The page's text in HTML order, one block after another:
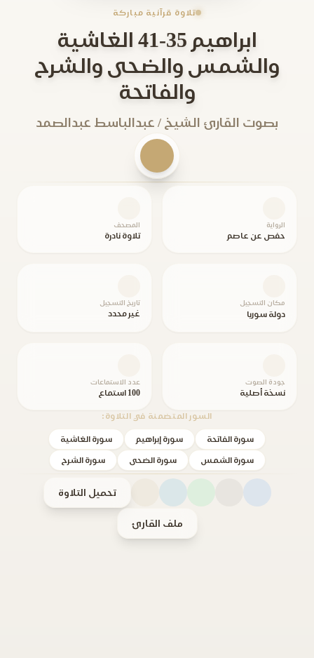
تلاوة قرآنية مباركة
ابراهيم 35-41 الغاشية
والشمس والضحى والشرح
والفاتحة
بصوت القارئ الشيخ / عبدالباسط عبدالصمد
الرواية
حفص عن عاصم
المصحف
تلاوة نادرة
مكان التسجيل
دولة سوريا
تاريخ التسجيل
غير محدد
جودة الصوت
نسخة أصلية
عدد الاستماعات
100 استماع
السور المتضمنة في التلاوة:
سورة الفاتحة سورة إبراهيم سورة الغاشية
سورة الشمس سورة الضحى سورة الشرح
تحميل التلاوة
ملف القارئ